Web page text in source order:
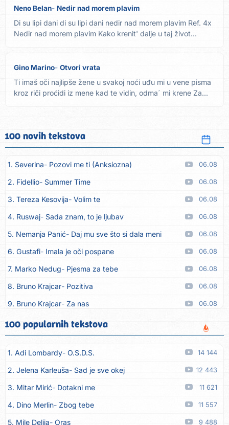
Neno Belan Nedir nad morem plavim
Di su lipi dani di su lipi dani nedir nad morem plavim Ref. 4x
Nedir nad morem plavim Kako krenit' dalje u taj život...
Gino Marino Otvori vrata
Ti imaš oči najlipše žene u svakoj noći uđu mi u vene pisma
kroz riči proćidi iz mene kad te vidin, odma´ mi krene Za...
100 novih tekstova
1. Severina Pozovi me ti (Anksiozna) 06.08
2. Fidellio Summer Time 06.08
3. Tereza Kesovija Volim te 06.08
4. Ruswaj Sada znam, to je ljubav 06.08
5. Nemanja Panić Daj mu sve što si dala meni 06.08
6. Gustafi Imala je oči pospane 06.08
7. Marko Nedug Pjesma za tebe 06.08
8. Bruno Krajcar Pozitiva 06.08
9. Bruno Krajcar Za nas 06.08
10. Tereza Kesovija Da li ću moći
11. Lidija Bačić Neka se vino toči (Nazdravlje) 06.08
12. Karin Kuljanić Nisi zavridel 06.08
13. Tamara Brusić Nigdi ni lipo ko doma 06.08
14. Tamara Brusić Biž´mo ća 06.08
15. Rusko Richie Bila si, bila 06.08
100 popularnih tekstova
1. Adi Lombardy O.S.D.S. 14 144
2. Jelena Karleuša Sad je sve okej 12 443
3. Mitar Mirić Dotakni me 11 621
4. Dino Merlin Zbog tebe 11 557
5. Mile Delija Oras 9 488